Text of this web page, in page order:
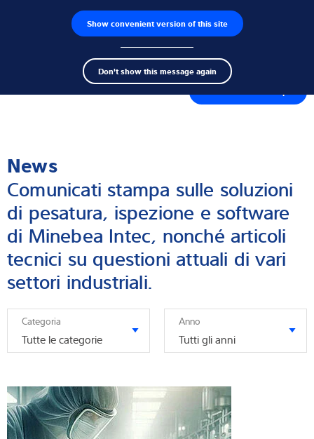
Show convenient version of this site
Don't show this message again
Ricerca dei prodotti Lavoro
Search
term
Terminali di pesatura
Soluzioni di ispezione
Soluzioni su misura
Assistenza tecnica
Soluzioni industriali
Competenza e conoscenza
Notizie
News
Comunicati stampa sulle soluzioni
di pesatura, ispezione e software
di Minebea Intec, nonché articoli
tecnici su questioni attuali di vari
settori industriali.
Categoria
Tutte le categorie
Anno
Tutti gli anni